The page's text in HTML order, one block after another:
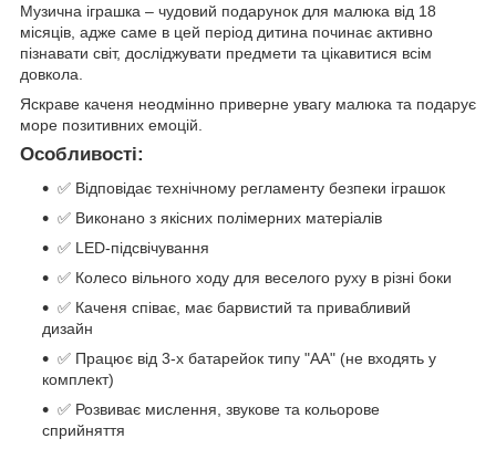
Музична іграшка – чудовий подарунок для малюка від 18
місяців, адже саме в цей період дитина починає активно
пізнавати світ, досліджувати предмети та цікавитися всім
довкола.
Яскраве каченя неодмінно приверне увагу малюка та подарує
море позитивних емоцій.
Особливості:
✅ Відповідає технічному регламенту безпеки іграшок
✅ Виконано з якісних полімерних матеріалів
✅ LED-підсвічування
✅ Колесо вільного ходу для веселого руху в різні боки
✅ Каченя співає, має барвистий та привабливий
дизайн
✅ Працює від 3-х батарейок типу "АА" (не входять у
комплект)
✅ Розвиває мислення, звукове та кольорове
сприйняття